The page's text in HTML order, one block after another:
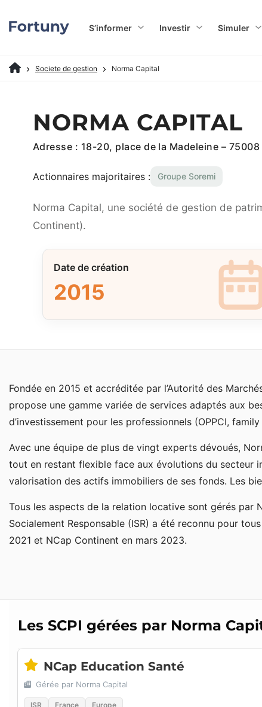
S’informer Investir Simuler
Societe de gestion Norma Capital
NORMA CAPITAL
Adresse : 18-20, place de la Madeleine – 75008
Actionnaires majoritaires : Groupe Soremi
Norma Capital, une société de gestion de
Continent).
Date de création
2015
Fondée en 2015 et accréditée par l’Autorité des
propose une gamme variée de services adaptés aux
d’investissement pour les professionnels (OPPCI,
Avec une équipe de plus de vingt experts dévoués,
tout en restant flexible face aux évolutions du secteur
valorisation des actifs immobiliers de ses fonds. Les
Tous les aspects de la relation locative sont gérés par
Socialement Responsable (ISR) a été reconnu pour
2021 et NCap Continent en mars 2023.
Les SCPI gérées par Norma
NCap Education Santé
Gérée par Norma Capital
ISR France Europe